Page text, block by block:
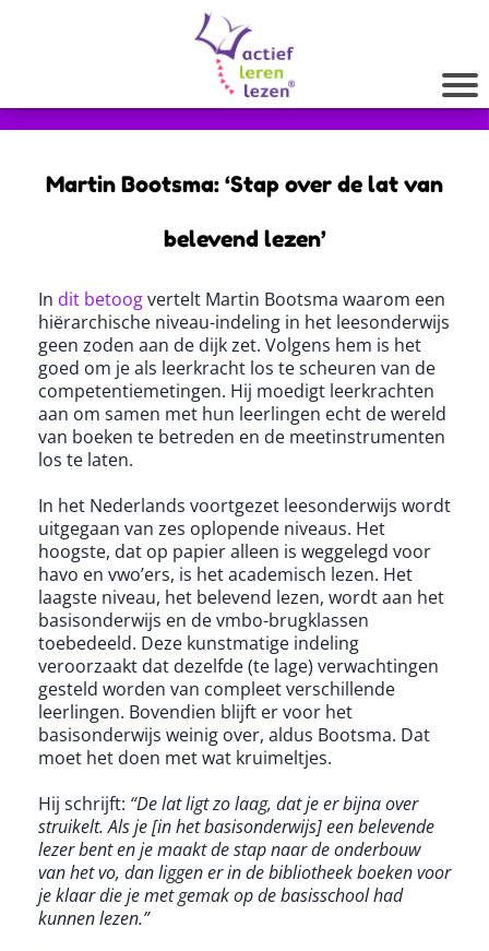
Martin Bootsma: ‘Stap over de lat van
belevend lezen’
In dit betoogvertelt Martin Bootsma waarom een
hiërarchische niveau-indeling in het leesonderwijs
geen zoden aan de dijk zet. Volgens hem is het
goed om je als leerkracht los te scheuren van de
competentiemetingen. Hij moedigt leerkrachten
aan om samen met hun leerlingen echt de wereld
van boeken te betreden en de meetinstrumenten
los te laten.
In het Nederlands voortgezet leesonderwijs wordt
uitgegaan van zes oplopende niveaus. Het
hoogste, dat op papier alleen is weggelegd voor
havo en vwo’ers, is het academisch lezen. Het
laagste niveau, het belevend lezen, wordt aan het
basisonderwijs en de vmbo-brugklassen
toebedeeld. Deze kunstmatige indeling
veroorzaakt dat dezelfde (te lage) verwachtingen
gesteld worden van compleet verschillende
leerlingen. Bovendien blijft er voor het
basisonderwijs weinig over, aldus Bootsma. Dat
moet het doen met wat kruimeltjes.
Hij schrijft: “De lat ligt zo laag, dat je er bijna over
struikelt. Als je [in het basisonderwijs] een belevende
lezer bent en je maakt de stap naar de onderbouw
van het vo, dan liggen er in de bibliotheek boeken voor
je klaar die je met gemak op de basisschool had
kunnen lezen.”